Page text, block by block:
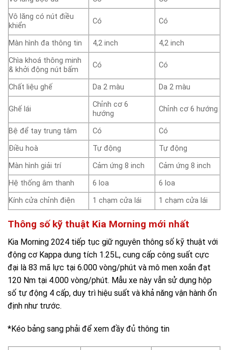
Vô lăng có nút điều
khiển
Có Có
Màn hình đa thông tin 4,2 inch
4,2 inch
Chìa khoá thông minh
& khởi động nút bấm
Có Có
Chất liệu ghế Da 2 màu Da 2 màu
Ghế lái
Chỉnh cơ 6
hướng
Chỉnh cơ 6 hướng
Bệ để tay trung tâm Có
Có
Điều hoà
Tự động
Tự động
Màn hình giải trí
Cảm ứng 8 inch
Cảm ứng 8 inch
Hệ thống âm thanh
6 loa
6 loa
Kính cửa chỉnh điện
1 chạm cửa lái 1 chạm cửa lái
Thông số kỹ thuật Kia Morning mới nhất
Kia Morning 2024 tiếp tục giữ nguyên thông số kỹ thuật với
động cơ Kappa dung tích 1.25L, cung cấp công suất cực
đại là 83 mã lực tại 6.000 vòng/phút và mô men xoắn đạt
120 Nm tại 4.000 vòng/phút. Mẫu xe này vẫn sử dụng hộp
số tự động 4 cấp, duy trì hiệu suất và khả năng vận hành ổn
định như trước.
*Kéo bảng sang phải để xem đầy đủ thông tin